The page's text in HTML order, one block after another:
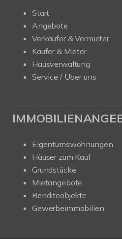
Start
Angebote
Verkäufer & Vermieter
Käufer & Mieter
Hausverwaltung
Service / Über uns
Eigentumswohnungen
Häuser zum Kauf
Grundstücke
Mietangebote
Renditeobjekte
Gewerbeimmobilien